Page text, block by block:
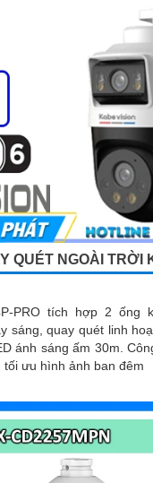
QUÉT NGOÀI TRỜI
PRO tích hợp 2 ống
sáng, quay quét linh
ấm 30m. Công nghệ AI-ISP kết
ưu hình ảnh ban đêm